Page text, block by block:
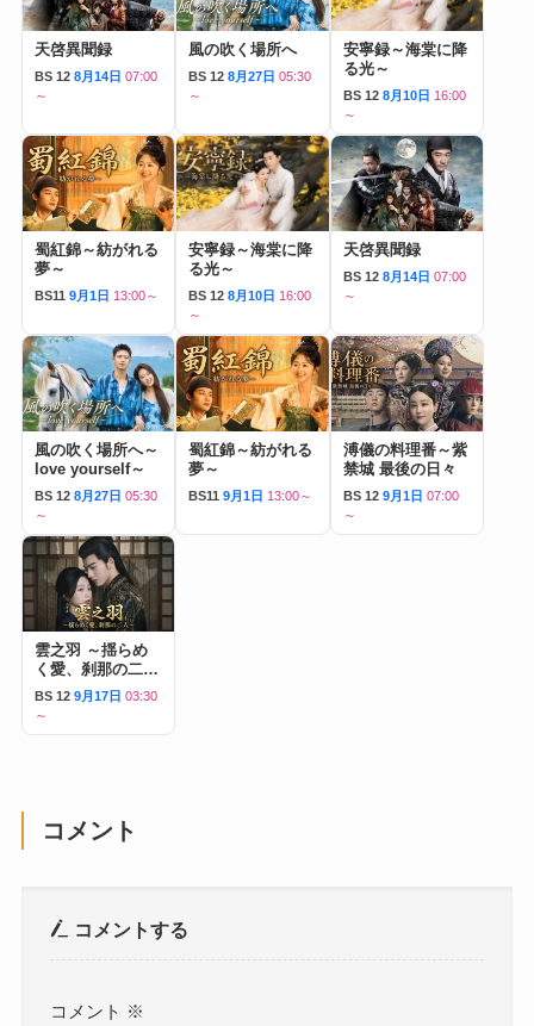
天啓異聞録
BS 12 8月14日 07:00
～
風の吹く場所へ
BS 12 8月27日 05:30
～
安寧録～海棠に降
る光～
BS 12 8月10日 16:00
～
蜀紅錦～紡がれる
夢～
BS11 9月1日 13:00～
安寧録～海棠に降
る光～
BS 12 8月10日 16:00
～
天啓異聞録
BS 12 8月14日 07:00
～
風の吹く場所へ～
love yourself～
BS 12 8月27日 05:30
～
蜀紅錦～紡がれる
夢～
BS11 9月1日 13:00～
溥儀の料理番～紫
禁城 最後の日々
BS 12 9月1日 07:00
～
雲之羽 ～揺らめ
く愛、刹那の二人
～
BS 12 9月17日 03:30
～
コメント
コメントする
コメント ※